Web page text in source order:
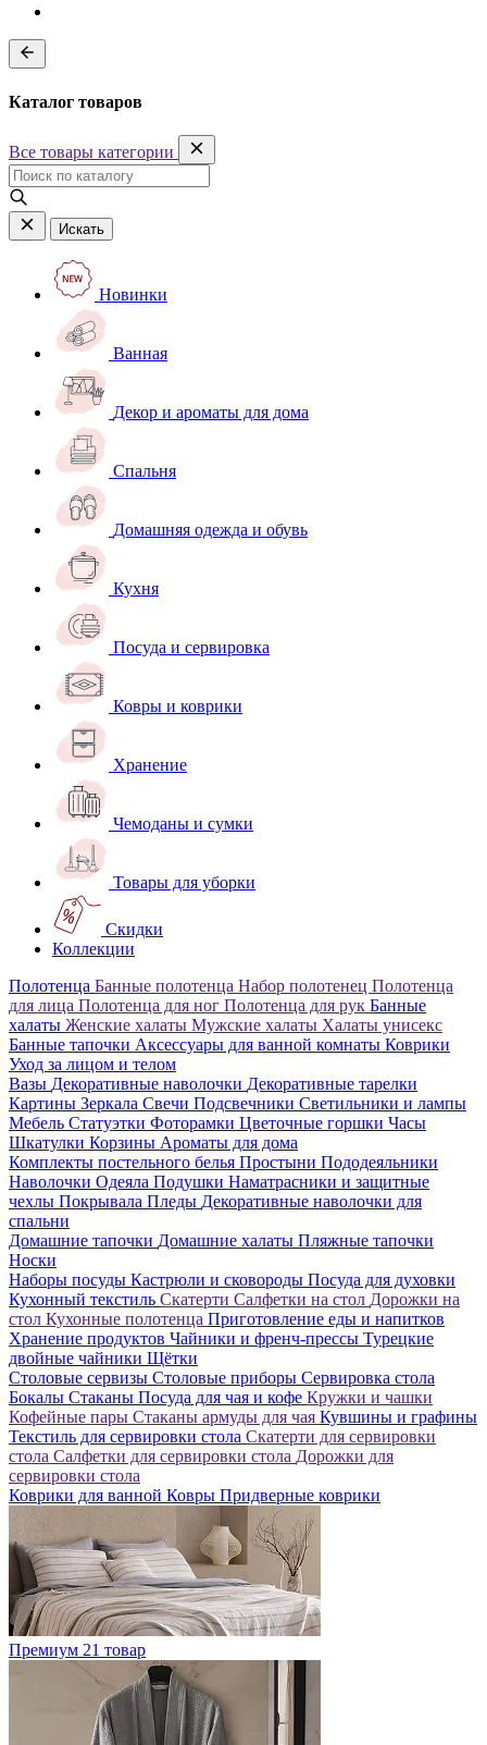
Каталог товаров
Все товары категории
Искать
Новинки
Ванная
Декор и ароматы для дома
Спальня
Домашняя одежда и обувь
Кухня
Посуда и сервировка
Ковры и коврики
Хранение
Чемоданы и сумки
Товары для уборки
Скидки
Коллекции
Полотенца Банные полотенца Набор полотенец Полотенца
для лица Полотенца для ног Полотенца для рук Банные
халаты Женские халаты Мужские халаты Халаты унисекс
Банные тапочки Аксессуары для ванной комнаты Коврики
Уход за лицом и телом
Вазы Декоративные наволочки Декоративные тарелки
Картины Зеркала Свечи Подсвечники Светильники и лампы
Мебель Статуэтки Фоторамки Цветочные горшки Часы
Шкатулки Корзины Ароматы для дома
Комплекты постельного белья Простыни Пододеяльники
Наволочки Одеяла Подушки Наматрасники и защитные
чехлы Покрывала Пледы Декоративные наволочки для
спальни
Домашние тапочки Домашние халаты Пляжные тапочки
Носки
Наборы посуды Кастрюли и сковороды Посуда для духовки
Кухонный текстиль Скатерти Салфетки на стол Дорожки на
стол Кухонные полотенца Приготовление еды и напитков
Хранение продуктов Чайники и френч-прессы Турецкие
двойные чайники Щётки
Столовые сервизы Столовые приборы Сервировка стола
Бокалы Стаканы Посуда для чая и кофе Кружки и чашки
Кофейные пары Стаканы армуды для чая Кувшины и графины
Текстиль для сервировки стола Скатерти для сервировки
стола Салфетки для сервировки стола Дорожки для
сервировки стола
Коврики для ванной Ковры Придверные коврики
Премиум 21 товар